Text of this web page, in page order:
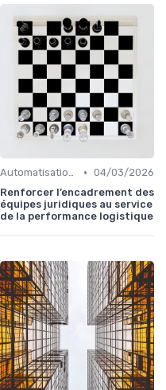
Automatisation processus • 04/03/2026
Renforcer l’encadrement des
équipes juridiques au service
de la performance logistique